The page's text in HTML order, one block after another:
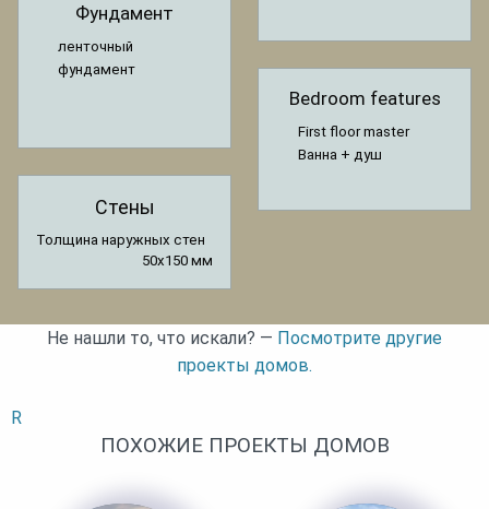
Фундамент
ленточный
фундамент
Стены
Толщина наружных стен
50x150 мм
Bedroom features
First floor master
Ванна + душ
Не нашли то, что искали? — Посмотрите другие
проекты домов.
R
ПОХОЖИЕ ПРОЕКТЫ ДОМОВ